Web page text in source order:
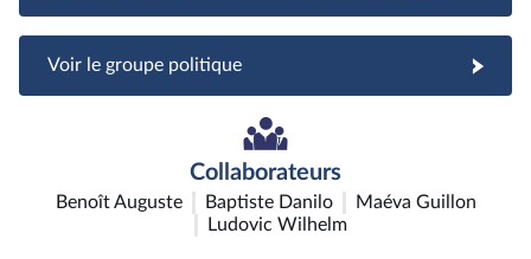
Voir le groupe politique
Collaborateurs
Benoît Auguste Baptiste Danilo
Maéva Guillon
Ludovic Wilhelm